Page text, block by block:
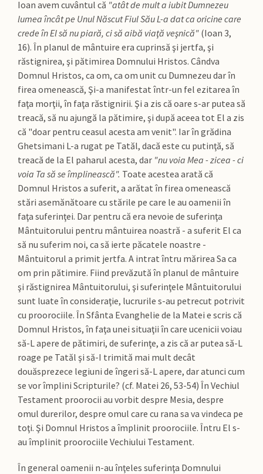
Ioan avem cuvântul că "atât de mult a iubit Dumnezeu
lumea încât pe Unul Născut Fiul Său L-a dat ca oricine care
crede în El să nu piară, ci să aibă viaţă veşnică" (Ioan 3,
16). În planul de mântuire era cuprinsă şi jertfa, şi
răstignirea, şi pătimirea Domnului Hristos. Cândva
Domnul Hristos, ca om, ca om unit cu Dumnezeu dar în
firea omenească, Şi-a manifestat într-un fel ezitarea în
faţa morţii, în faţa răstignirii. Şi a zis că oare s-ar putea să
treacă, să nu ajungă la pătimire, şi după aceea tot El a zis
că "doar pentru ceasul acesta am venit". Iar în grădina
Ghetsimani L-a rugat pe Tatăl, dacă este cu putinţă, să
treacă de la El paharul acesta, dar "nu voia Mea - zicea - ci
voia Ta să se împlinească". Toate acestea arată că
Domnul Hristos a suferit, a arătat în firea omenească
stări asemănătoare cu stările pe care le au oamenii în
faţa suferinţei. Dar pentru că era nevoie de suferinţa
Mântuitorului pentru mântuirea noastră - a suferit El ca
să nu suferim noi, ca să ierte păcatele noastre -
Mântuitorul a primit jertfa. A intrat întru mărirea Sa ca
om prin pătimire. Fiind prevăzută în planul de mântuire
şi răstignirea Mântuitorului, şi suferinţele Mântuitorului
sunt luate în consideraţie, lucrurile s-au petrecut potrivit
cu proorociile. În Sfânta Evanghelie de la Matei e scris că
Domnul Hristos, în faţa unei situaţii în care ucenicii voiau
să-L apere de pătimiri, de suferinţe, a zis că ar putea să-L
roage pe Tatăl şi să-I trimită mai mult decât
douăsprezece legiuni de îngeri să-L apere, dar atunci cum
se vor împlini Scripturile? (cf. Matei 26, 53-54) În Vechiul
Testament proorocii au vorbit despre Mesia, despre
omul durerilor, despre omul care cu rana sa va vindeca pe
toţi. Şi Domnul Hristos a împlinit proorociile. Întru El s-
au împlinit proorociile Vechiului Testament.
În general oamenii n-au înţeles suferinţa Domnului